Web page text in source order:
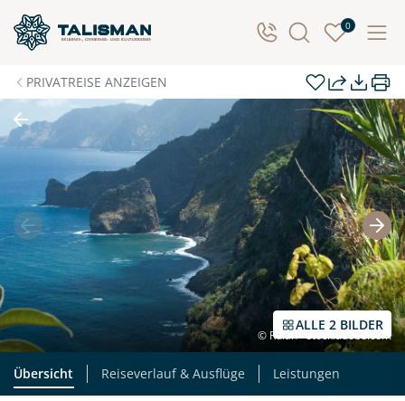
0
PRIVATREISE ANZEIGEN
ALLE 2 BILDER
© Rulan - stock.adobe.com
Übersicht Reiseverlauf & Ausflüge Leistungen
Individuelle Anfrage
Herzlichen Dank für Ihre Kontaktaufnahme! Ihr Urlaub
- so individuell wie Sie. Teilen Sie uns Ihre
Wunschtermine für die Reise mit. Wir prüfen die
Verfügbarkeit und kontaktieren Sie, um alles Weitere
zu besprechen. Gemeinsam gestalten wir Ihre
Traumreise.
Persönliche Daten
Vorname Nachname
E-Mail* Telefon